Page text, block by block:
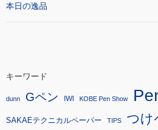
本日の逸品
キーワード
dunn Gペン IWI KOBE Pen Show
SAKAEテクニカルペーパー TIPS つけ